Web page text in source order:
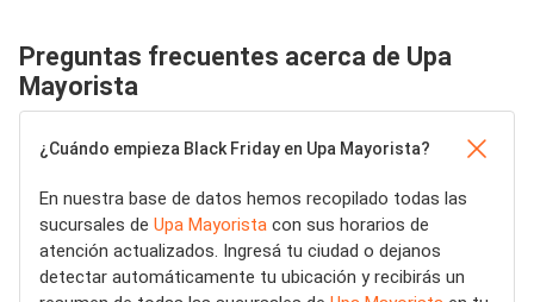
Preguntas frecuentes acerca de Upa
Mayorista
¿Cuándo empieza Black Friday en Upa Mayorista?
En nuestra base de datos hemos recopilado todas las
sucursales de Upa Mayorista con sus horarios de
atención actualizados. Ingresá tu ciudad o dejanos
detectar automáticamente tu ubicación y recibirás un